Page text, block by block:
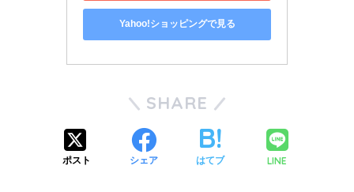
Yahoo!ショッピングで見る
SHARE
ポスト シェア はてブ LINE